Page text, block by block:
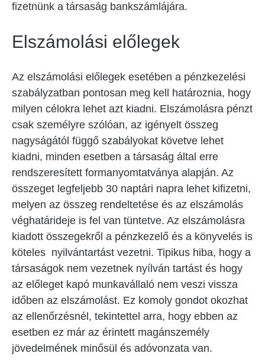
fizetnünk a társaság bankszámlájára.
Elszámolási előlegek
Az elszámolási előlegek esetében a pénzkezelési
szabályzatban pontosan meg kell határoznia, hogy
milyen célokra lehet azt kiadni. Elszámolásra pénzt
csak személyre szólóan, az igényelt összeg
nagyságától függő szabályokat követve lehet
kiadni, minden esetben a társaság által erre
rendszeresített formanyomtatványa alapján. Az
összeget legfeljebb 30 naptári napra lehet kifizetni,
melyen az összeg rendeltetése és az elszámolás
véghatárideje is fel van tüntetve. Az elszámolásra
kiadott összegekről a pénzkezelő és a könyvelés is
köteles nyilvántartást vezetni. Tipikus hiba, hogy a
társaságok nem vezetnek nyílván tartást és hogy
az előleget kapó munkavállaló nem veszi vissza
időben az elszámolást. Ez komoly gondot okozhat
az ellenőrzésnél, tekintettel arra, hogy ebben az
esetben ez már az érintett magánszemély
jövedelmének minősül és adóvonzata van.